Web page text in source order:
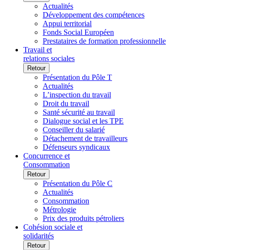
Actualités
Développement des compétences
Appui territorial
Fonds Social Européen
Prestataires de formation professionnelle
Travail et
relations sociales
Retour
Présentation du Pôle T
Actualités
L’inspection du travail
Droit du travail
Santé sécurité au travail
Dialogue social et les TPE
Conseiller du salarié
Détachement de travailleurs
Défenseurs syndicaux
Concurrence et
Consommation
Retour
Présentation du Pôle C
Actualités
Consommation
Métrologie
Prix des produits pétroliers
Cohésion sociale et
solidarités
Retour